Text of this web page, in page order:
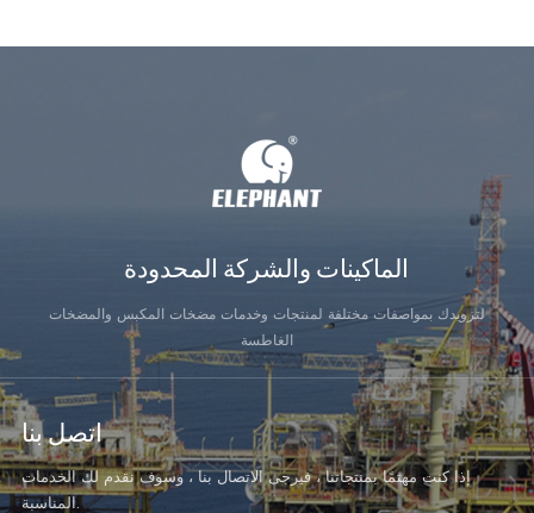
الماكينات والشركة المحدودة
لتزويدك بمواصفات مختلفة لمنتجات وخدمات مضخات المكبس والمضخات
الغاطسة
اتصل بنا
إذا كنت مهتمًا بمنتجاتنا ، فيرجى الاتصال بنا ، وسوف نقدم لك الخدمات
المناسبة.